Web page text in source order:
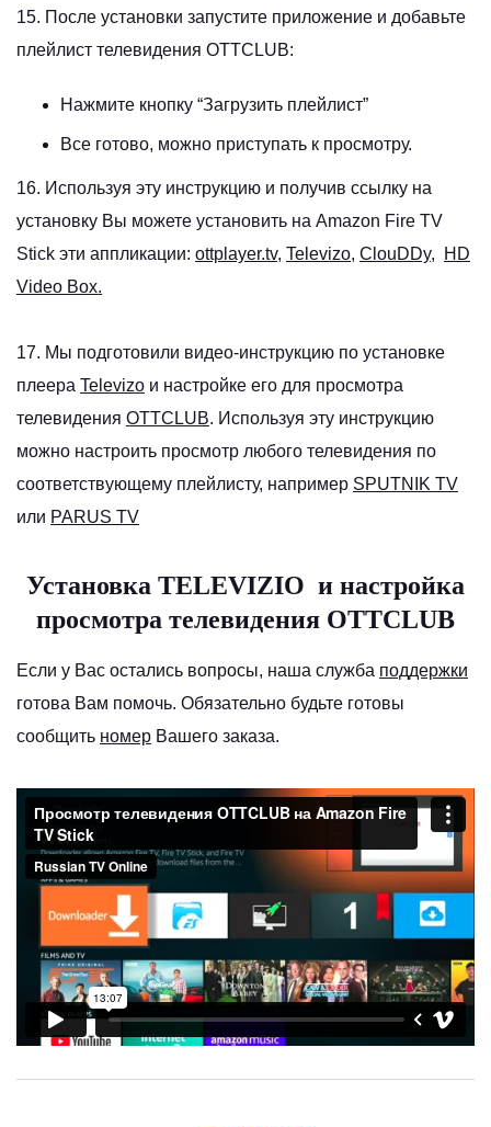
15. После установки запустите приложение и добавьте
плейлист телевидения OTTCLUB:
Нажмите кнопку “Загрузить плейлист”
Все готово, можно приступать к просмотру.
16. Используя эту инструкцию и получив ссылку на
установку Вы можете установить на Amazon Fire TV
Stick эти аппликации: ottplayer.tv, Televizo, ClouDDy,
HD
Video Box.
17. Мы подготовили видео-инструкцию по установке
плеера Televizo и настройке его для просмотра
телевидения OTTCLUB. Используя эту инструкцию
можно настроить просмотр любого телевидения по
соответствующему плейлисту, например SPUTNIK TV
или PARUS TV
Установка TELEVIZIO и настройка
просмотра телевидения OTTCLUB
Если у Вас остались вопросы, наша служба поддержки
готова Вам помочь. Обязательно будьте готовы
сообщить номер Вашего заказа.